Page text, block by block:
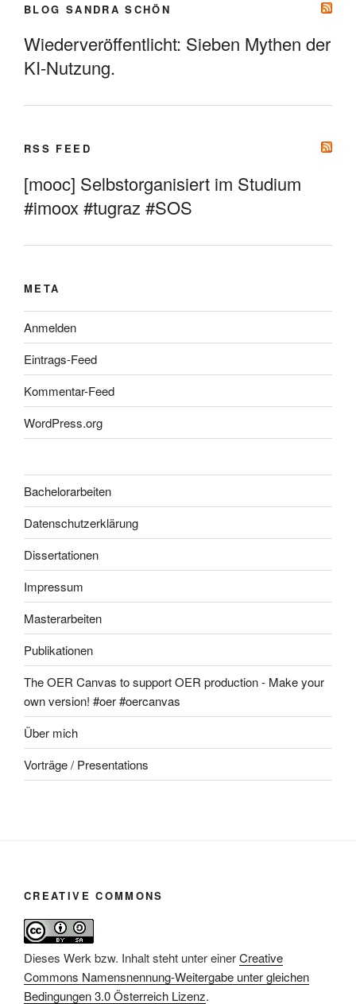
BLOG SANDRA SCHÖN
Wiederveröffentlicht: Sieben Mythen der
KI-Nutzung.
RSS FEED
[mooc] Selbstorganisiert im Studium
#imoox #tugraz #SOS
META
Anmelden
Eintrags-Feed
Kommentar-Feed
WordPress.org
Bachelorarbeiten
Datenschutzerklärung
Dissertationen
Impressum
Masterarbeiten
Publikationen
The OER Canvas to support OER production - Make your
own version! #oer #oercanvas
Über mich
Vorträge / Presentations
CREATIVE COMMONS
Dieses Werk bzw. Inhalt steht unter einerCreative
Commons Namensnennung-Weitergabe unter gleichen
Bedingungen 3.0 Österreich Lizenz.